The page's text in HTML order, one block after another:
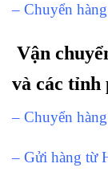
– Chuyển
Vận
và các tỉnh
– Chuyển
– Gửi hàng từ